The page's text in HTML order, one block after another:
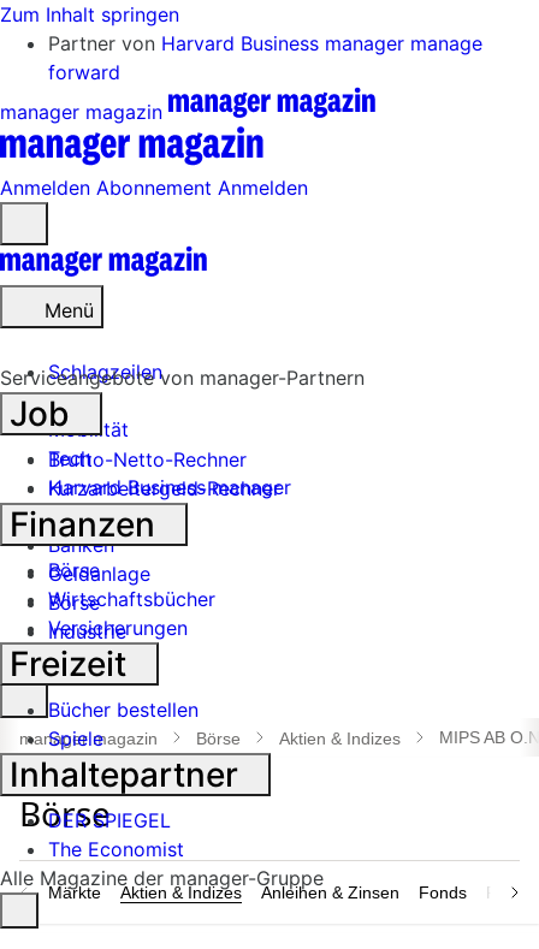
Zum Inhalt springen
Partner von Harvard Business manager manage
forward
manager magazin
Anmelden Abonnement Anmelden
öffnen
Menü
Schlagzeilen
Mobilität
Tech
Harvard Business manager
Handel
Banken
Geldanlage
Börse
Industrie
Suche
öffnen
manager magazin Börse Aktien & Indizes MIPS AB
Märkte Aktien & Indizes Anleihen & Zinsen Fonds
Serviceangebote von manager-Partnern
Job
Brutto-Netto-Rechner
Kurzarbeitergeld-Rechner
Finanzen
Börse
Wirtschaftsbücher
Versicherungen
Freizeit
Bücher bestellen
Spiele
Inhaltepartner
DER SPIEGEL
The Economist
Alle Magazine der manager-Gruppe